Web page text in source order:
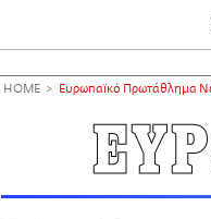
NEWSLETTER
ΜΙΚΡΟΠΡΑΓΜΑΤΑ
THE GOOD LIFO
LIFOLAND
HOME Ευρωπαϊκό Πρωτάθλημα